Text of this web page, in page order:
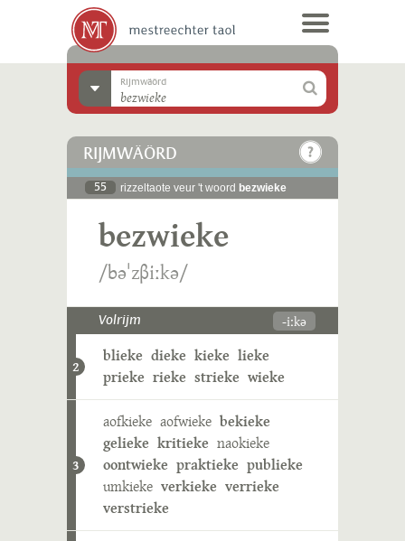
Rijmwäörd
RIJMWÄÖRD
55 rizzeltaote veur 't woord bezwieke
bezwieke
/bəˈzβiːkə/
Volrijm -iːkə
2
blieke dieke kieke lieke
prieke rieke strieke wieke
3
aofkieke aofwieke bekieke
gelieke kritieke naokieke
oontwieke praktieke publieke
umkieke verkieke verrieke
verstrieke